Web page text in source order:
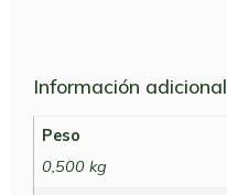
Información adicional
Peso
0,500 kg